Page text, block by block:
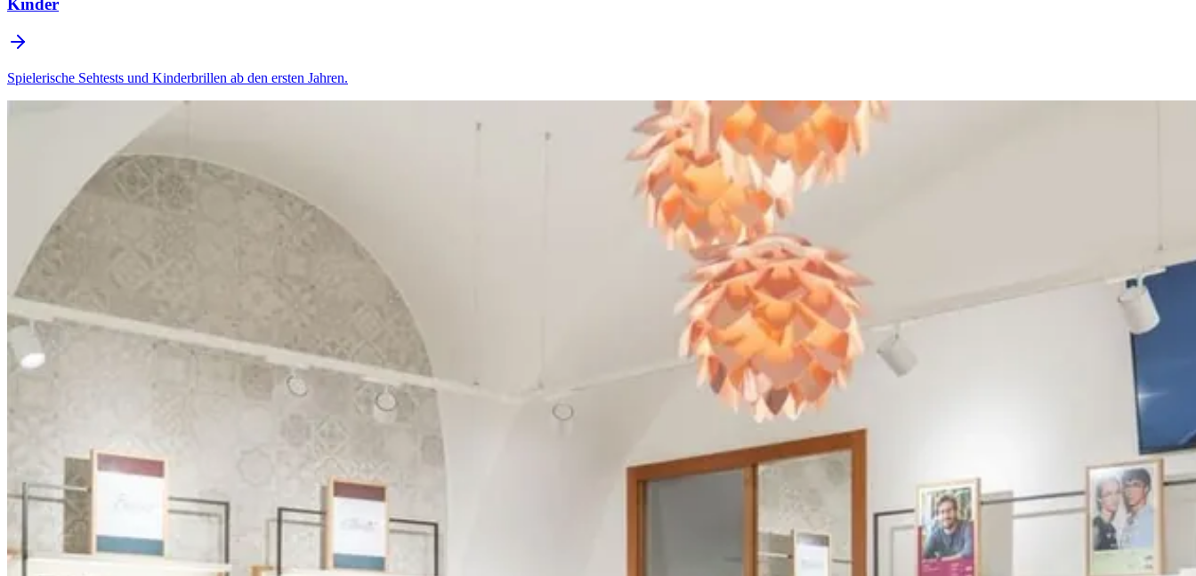
Kinder
Spielerische Sehtests und Kinderbrillen ab den ersten Jahren.